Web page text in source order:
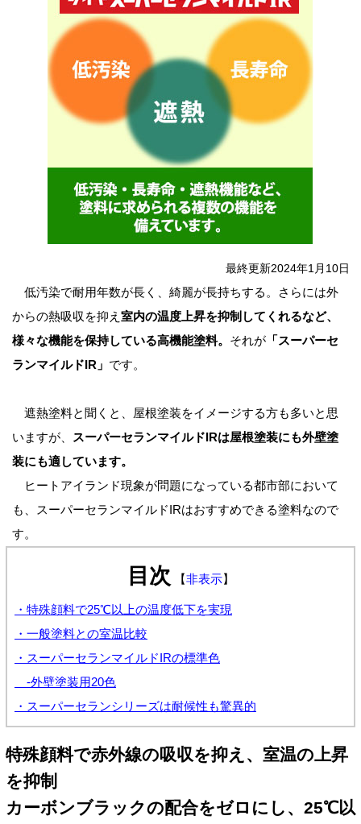
最終更新2024年1月10日
低汚染で耐用年数が長く、 綺麗が長持ちする 。さらには外
からの熱吸収を抑え 室内の温度上昇を抑制してくれるなど、
様々な機能を保持している高機能塗料。 それが「スーパーセ
ランマイルドIR」 です。
遮熱塗料と聞くと、屋根塗装をイメージする方も多いと思
いますが、
スーパーセランマイルドIRは屋根塗装にも外壁塗
装にも適しています。
ヒートアイランド現象が問題になっている都市部において
も、スーパーセランマイルドIRはおすすめできる塗料なので
す。
目次 【非表示】
・特殊顔料で25℃以上の温度低下を実現
・一般塗料との室温比較
・スーパーセランマイルドIRの標準色
-外壁塗装用20色
・スーパーセランシリーズは耐候性も驚異的
特殊顔料で赤外線の吸収を抑え、室温の上昇
を抑制
カーボンブラックの配合をゼロにし、25℃以